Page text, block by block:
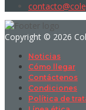
Copyright © 2026
Noticias
Cómo llegar
Contáctenos
Condiciones
Política de